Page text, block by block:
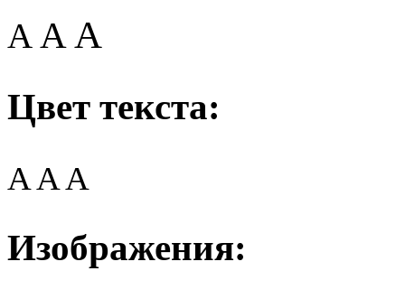
A AA
Цвет текста:
AAA
Изображения: